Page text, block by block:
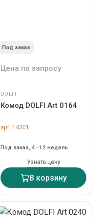
Под заказ
Цена по запросу
DOLFI
Комод DOLFI Art 0164
арт. 14301
Под заказ, 4–12 недель
Узнать цену
В корзину